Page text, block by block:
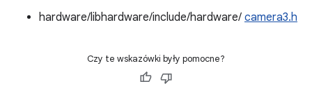
hardware/libhardware/include/hardware/ camera3.h
Czy te wskazówki były pomocne?